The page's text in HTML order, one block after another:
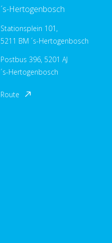
´s-Hertogenbosch
Stationsplein 101,
5211 BM ´s-Hertogenbosch
Postbus 396, 5201 AJ
´s-Hertogenbosch
Route